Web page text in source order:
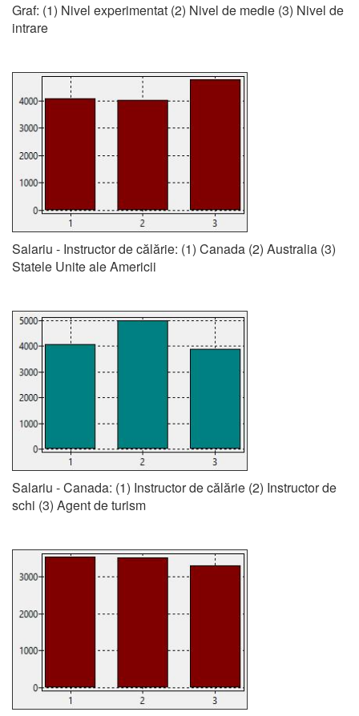
Graf: (1) Nivel experimentat (2) Nivel de medie (3) Nivel de
intrare
Salariu - Instructor de călărie: (1) Canada (2) Australia (3)
Statele Unite ale Americii
Salariu - Canada: (1) Instructor de călărie (2) Instructor de
schi (3) Agent de turism